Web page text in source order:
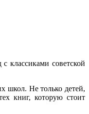
классиками советской
школ. Не только детей,
книг, которую стоит